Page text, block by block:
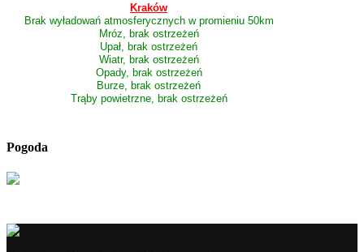
Kraków
Brak wyładowań atmosferycznych w promieniu 50km
Mróz, brak ostrzeżeń
Upał, brak ostrzeżeń
Wiatr, brak ostrzeżeń
Opady, brak ostrzeżeń
Burze, brak ostrzeżeń
Trąby powietrzne, brak ostrzeżeń
Pogoda